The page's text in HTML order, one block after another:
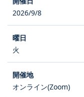
2026/9/8
火
オンライン(Zoom)